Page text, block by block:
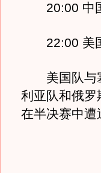
20:00 中国
22:00 美国
美国队与塞
利亚队和俄罗
在半决赛中遭